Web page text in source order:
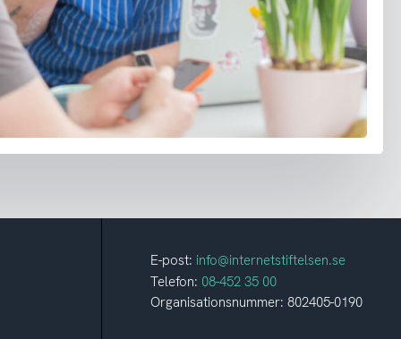
E-post: info@internetstiftelsen.se
Telefon: 08-452 35 00
Organisationsnummer: 802405-0190